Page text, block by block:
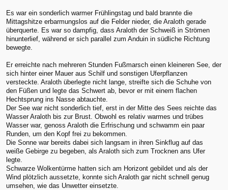
Es war ein sonderlich warmer Frühlingstag und bald brannte die
Mittagshitze erbarmungslos auf die Felder nieder, die Araloth gerade
überquerte. Es war so dampfig, dass Araloth der Schweiß in Strömen
hinunterlief, während er sich parallel zum Anduin in südliche Richtung
bewegte.
Er erreichte nach mehreren Stunden Fußmarsch einen kleineren See, der
sich hinter einer Mauer aus Schilf und sonstigen Uferpflanzen
versteckte. Araloth überlegte nicht lange, streifte sich die Schuhe von
den Füßen und legte das Schwert ab, bevor er mit einem flachen
Hechtsprung ins Nasse abtauchte.
Der See war nicht sonderlich tief, erst in der Mitte des Sees reichte das
Wasser Araloth bis zur Brust. Obwohl es relativ warmes und trübes
Wasser war, genoss Araloth die Erfrischung und schwamm ein paar
Runden, um den Kopf frei zu bekommen.
Die Sonne war bereits dabei sich langsam in ihren Sinkflug auf das
weiße Gebirge zu begeben, als Araloth sich zum Trocknen ans Ufer
legte.
Schwarze Wolkentürme hatten sich am Horizont gebildet und als der
Wind plötzlich aussetzte, konnte sich Araloth gar nicht schnell genug
umsehen, wie das Unwetter einsetzte.